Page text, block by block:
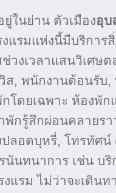
ยู่ในย่าน ตัวเมืองอุบ
งแรมแห่งนี้มีบริกา
งเวลาแสนวิเศษต
ส, พนักงานต้อนรั
โดยเฉพาะ ห้องพั
กรู้สึกผ่อนคลายรา
ลอดบุหรี่, โทรทัศน์
นันทนาการ เช่น บ
แรม ไม่ว่าจะเดินท